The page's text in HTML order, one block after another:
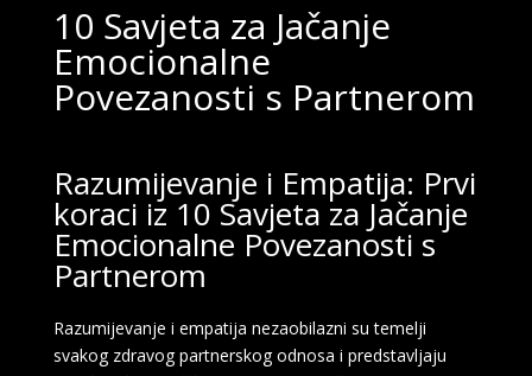
10 Savjeta za Jačanje
Emocionalne
Povezanosti s Partnerom
Razumijevanje i Empatija: Prvi
koraci iz 10 Savjeta za Jačanje
Emocionalne Povezanosti s
Partnerom
Razumijevanje i empatija nezaobilazni su temelji
svakog zdravog partnerskog odnosa i predstavljaju